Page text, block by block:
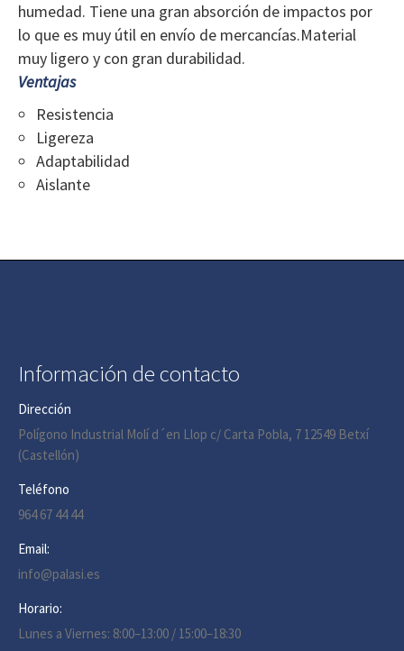
humedad. Tiene una gran absorción de impactos por
lo que es muy útil en envío de mercancías.Material
muy ligero y con gran durabilidad.
Ventajas
Resistencia
Ligereza
Adaptabilidad
Aislante
Información de contacto
Dirección
Polígono Industrial Molí d´en Llop c/ Carta Pobla, 7 12549 Betxí
(Castellón)
Teléfono
964 67 44 44
Email:
info@palasi.es
Horario:
Lunes a Viernes: 8:00–13:00 / 15:00–18:30